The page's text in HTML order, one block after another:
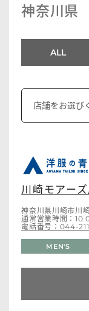
神奈川県
ALL
川崎モアー
神奈川県川崎市川
通常営業時間：
電話番号：044-
MEN'S